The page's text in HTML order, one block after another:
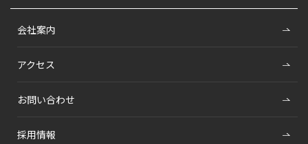
会社案内
アクセス
お問い合わせ
採用情報